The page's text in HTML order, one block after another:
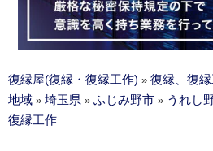
復縁屋(復縁・復縁工作) » 復縁、復
地域 » 埼玉県 » ふじみ野市 » うれし
復縁工作